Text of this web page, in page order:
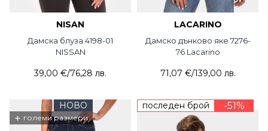
NISAN
Дамска блуза 4198-01
NISSAN
39,00 €/76,28 лв.
LACARINO
Дамско дънково яке 7276-
76 Lacarino
71,07 €/139,00 лв.
НОВО
+ големи размери
последен брой -51%